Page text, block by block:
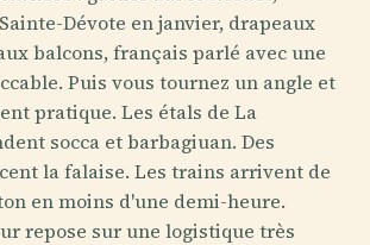
Dévote en janvier, drapeaux
balcons, français parlé avec une
Puis vous tournez un angle et
pratique. Les étals de La
socca et barbagiuan. Des
la falaise. Les trains arrivent de
en moins d'une demi-heure.
repose sur une logistique très